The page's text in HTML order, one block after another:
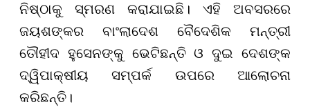
ନିଷ୍ଠାକୁ ସ୍ମରଣ କରାଯାଇଛି। ଏହି ଅବସରରେ
ଜୟଶଙ୍କର ବାଂଲାଦେଶ ବୈଦେଶିକ ମନ୍ତ୍ରୀ
ତୌହୀଦ ହୁସେନଙ୍କୁ ଭେଟିଛନ୍ତି ଓ ଦୁଇ ଦେଶଙ୍କ
ଦ୍ୱିପାକ୍ଷୀୟ ସମ୍ପର୍କ ଉପରେ ଆଲୋଚନା
କରିଛନ୍ତି।